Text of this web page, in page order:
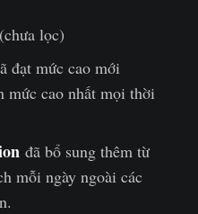
(chưa lọc)
đạt mức cao mới
mức cao nhất mọi thời
đã bổ sung thêm từ
mỗi ngày ngoài các